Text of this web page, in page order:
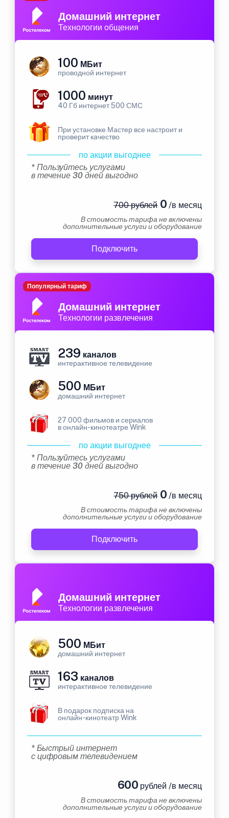
Домашний интернет
Технологии общения
100 МБит
проводной интернет
1000 минут
40 Гб интернет 500 СМС
При установке Мастер все настроит и
проверит качество
по акции выгоднее
* Пользуйтесь услугами
в течение 30 дней выгодно
700 рублей0 /в месяц
В стоимость тарифа не включены
дополнительные услуги и оборудование
Подключить
Домашний интернет
Технологии развлечения
Популярный тариф
239 каналов
интерактивное телевидение
500 МБит
домашний интернет
27 000 фильмов и сериалов
в онлайн-кинотеатре Wink
по акции выгоднее
* Пользуйтесь услугами
в течение 30 дней выгодно
750 рублей0 /в месяц
В стоимость тарифа не включены
дополнительные услуги и оборудование
Подключить
Домашний интернет
Технологии развлечения
500 МБит
домашний интернет
163 каналов
интерактивное телевидение
В подарок подписка на
онлайн-кинотеатр Wink
* Быстрый интернет
с цифровым телевидением
600 рублей /в месяц
В стоимость тарифа не включены
дополнительные услуги и оборудование